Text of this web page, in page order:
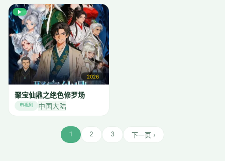
2026
▶
聚宝仙鼎之绝色修罗场
电视剧 中国大陆
1 2 3 下一页 ›